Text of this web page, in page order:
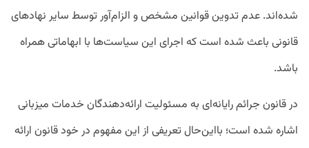
شده‌اند. عدم تدوین قوانین مشخص و الزام‌آور توسط سایر نهادهای
قانونی باعث شده است که اجرای این سیاست‌ها با ابهاماتی همراه
باشد.
در قانون جرائم رایانه‌ای به مسئولیت ارائه‌دهندگان خدمات میزبانی
اشاره شده است؛ بااین‌حال تعریفی از این مفهوم در خود قانون ارائه